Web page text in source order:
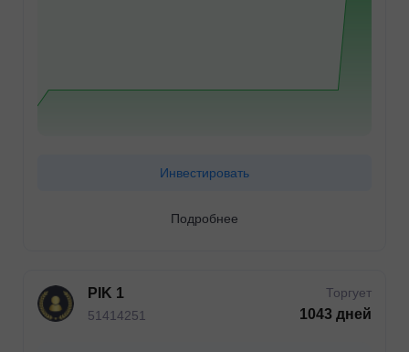
Инвестировать
Подробнее
PIK 1
51414251
Торгует
1043 дней